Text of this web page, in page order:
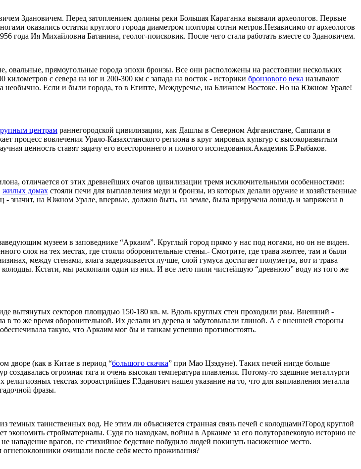
Здановичем. Перед затоплением долины реки Большая Караганка вызвали археологов. Первые
оказались остатки круглого города диаметром полторы сотни метров.Независимо от археологов
года Ия Михайловна Батанина, геолог-поисковик. После чего стала работать вместе со Здановичем.
овальные, прямоугольные города эпохи бронзы. Все они расположены на расстоянии нескольких
километров с севера на юг и 200-300 км с запада на восток - историки бронзового века называют
необычно. Если и были города, то в Египте, Междуречье, на Ближнем Востоке. Но на Южном Урале!
центрам раннегородской цивилизации, как Дашлы в Северном Афганистане, Саппали в
вовлечения Урало-Казахстанского региона в круг мировых культур с высокоразвитым
ценность ставят задачу его всестороннего и полного исследования.Академик Б.Рыбаков.
отличается от этих древнейших очагов цивилизации тремя исключительными особенностями:
жилых домах стояли печи для выплавления меди и бронзы, из которых делали оружие и хозяйственные
- значит, на Южном Урале, впервые, должно быть, на земле, была приручена лошадь и запряжена в
музеем в заповеднике “Аркаим”. Круглый город прямо у нас под ногами, но он не виден.
слоя на тех местах, где стояли оборонительные стены.- Смотрите, где трава желтее, там и были
между стенами, влага задерживается лучше, слой гумуса достигает полуметра, вот и трава
Кстати, мы раскопали один из них. И все лето пили чистейшую “древнюю” воду из того же
вытянутых секторов площадью 150-180 кв. м. Вдоль круглых стен проходили рвы. Внешний -
в то же время оборонительной. Их делали из дерева и забутовывали глиной. А с внешней стороны
такую, что Аркаим мог бы и танкам успешно противостоять.
дворе (как в Китае в период “большого скачка” при Мао Цзэдуне). Таких печей нигде больше
огромная тяга и очень высокая температура плавления. Потому-то здешние металлурги
религиозных текстах зороастрийцев Г.Зданович нашел указание на то, что для выплавления металла
фразы.
темных таинственных вод. Не этим ли объясняется странная связь печей с колодцами?Город круглой
экономить стройматериалы. Судя по находкам, войны в Аркаиме за его полуторавековую историю не
нападение врагов, не стихийное бедствие побудило людей покинуть насиженное место.
очищали после себя место проживания?